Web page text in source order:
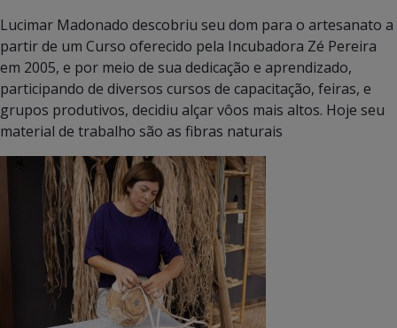
Lucimar Madonado descobriu seu dom para o artesanato a
partir de um Curso oferecido pela Incubadora Zé Pereira
em 2005, e por meio de sua dedicação e aprendizado,
participando de diversos cursos de capacitação, feiras, e
grupos produtivos, decidiu alçar vôos mais altos. Hoje seu
material de trabalho são as fibras naturais